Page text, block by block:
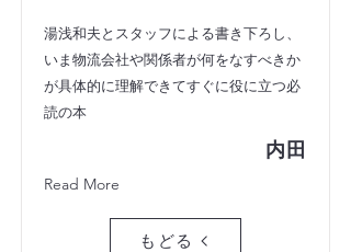
湯浅和夫とスタッフによる書き下ろし、
いま物流会社や関係者が何をなすべきか
が具体的に理解できてすぐに役に立つ必
読の本
内田
Read More
もどる